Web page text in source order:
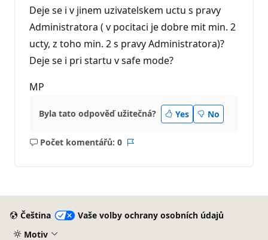
t
a
č
n
í
o
Deje se i v jinem uzivatelskem uctu s pravy
Administratora ( v pocitaci je dobre mit min. 2
ucty, z toho min. 2 s pravy Administratora)?
Deje se i pri startu v safe mode?
MP
Byla tato odpověď užitečná? Yes No
Počet komentářů: 0
Žádné
Čeština
Vaše volby ochrany osobních údajů
Motiv